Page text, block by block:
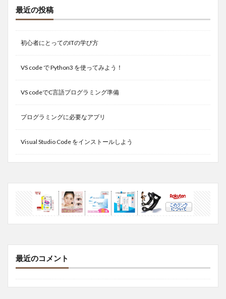
最近の投稿
初心者にとってのITの学び方
VS code で Python3 を使ってみよう！
VS codeでC言語プログラミング準備
プログラミングに必要なアプリ
Visual Studio Code をインストールしよう
最近のコメント